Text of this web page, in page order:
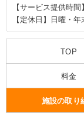
【サービス提供時
【定休日】日曜・年
TOP
料金
施設の取り